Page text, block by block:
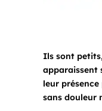
Ils sont
apparaissent
leur
sans douleur